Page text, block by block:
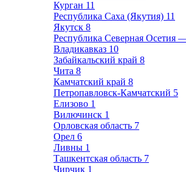
Курган 11
Республика Саха (Якутия) 11
Якутск 8
Республика Северная Осетия
Владикавказ 10
Забайкальский край 8
Чита 8
Камчатский край 8
Петропавловск-Камчатский 5
Елизово 1
Вилючинск 1
Орловская область 7
Орел 6
Ливны 1
Ташкентская область 7
Чирчик 1